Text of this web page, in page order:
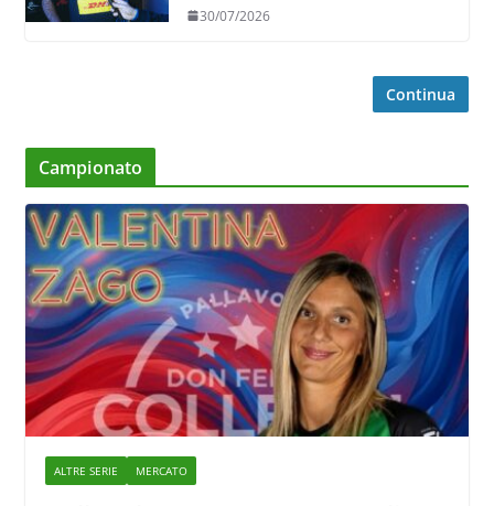
30/07/2026
Continua
Campionato
ALTRE SERIE MERCATO